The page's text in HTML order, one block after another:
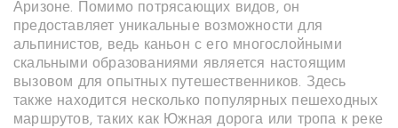
Аризоне. Помимо потрясающих видов, он
предоставляет уникальные возможности для
альпинистов, ведь каньон с его многослойными
скальными образованиями является настоящим
вызовом для опытных путешественников. Здесь
также находится несколько популярных пешеходных
маршрутов, таких как Южная дорога или тропа к реке